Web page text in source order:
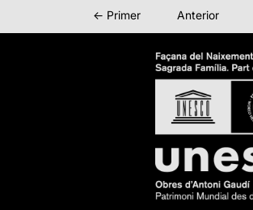
← Primer Anterior